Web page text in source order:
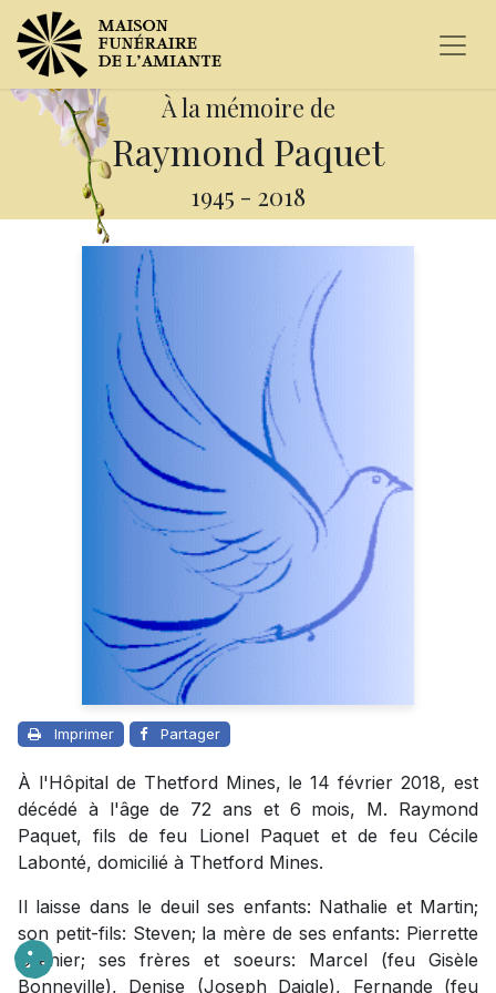
À la mémoire de
Raymond Paquet
1945 - 2018
Imprimer Partager
À l'Hôpital de Thetford Mines, le 14 février 2018, est
décédé à l'âge de 72 ans et 6 mois, M. Raymond
Paquet, fils de feu Lionel Paquet et de feu Cécile
Labonté, domicilié à Thetford Mines.
Il laisse dans le deuil ses enfants: Nathalie et Martin;
son petit-fils: Steven; la mère de ses enfants: Pierrette
Grenier; ses frères et soeurs: Marcel (feu Gisèle
Bonneville), Denise (Joseph Daigle), Fernande (feu